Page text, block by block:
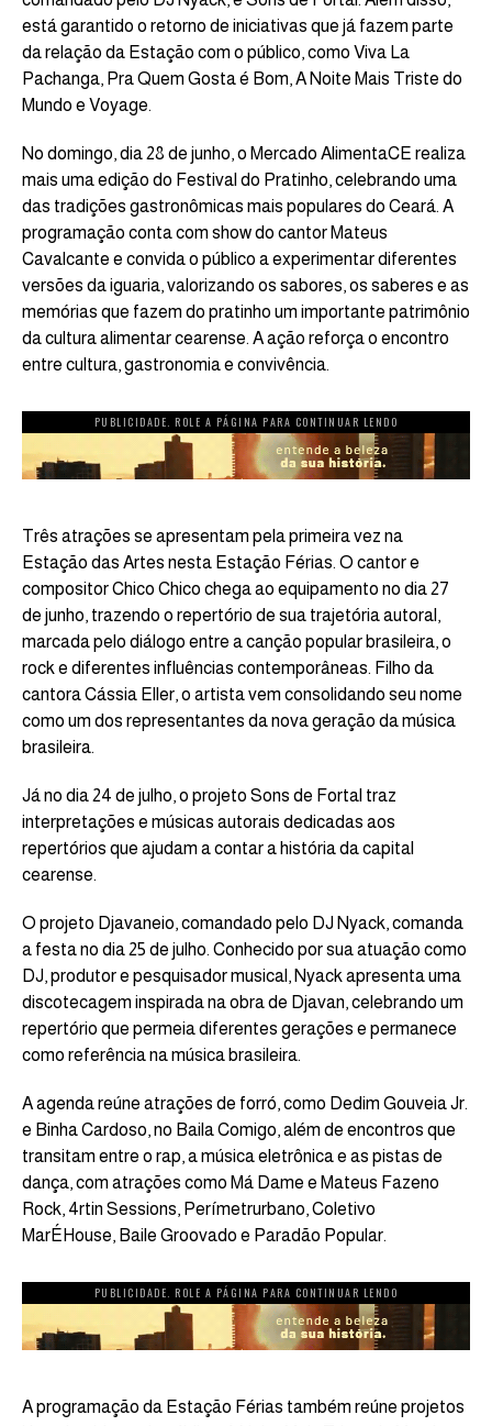
está garantido o retorno de iniciativas que já fazem parte
da relação da Estação com o público, como Viva La
Pachanga, Pra Quem Gosta é Bom, A Noite Mais Triste do
Mundo e Voyage.
No domingo, dia 28 de junho, o Mercado AlimentaCE realiza
mais uma edição do Festival do Pratinho, celebrando uma
das tradições gastronômicas mais populares do Ceará. A
programação conta com show do cantor Mateus
Cavalcante e convida o público a experimentar diferentes
versões da iguaria, valorizando os sabores, os saberes e as
memórias que fazem do pratinho um importante patrimônio
da cultura alimentar cearense. A ação reforça o encontro
entre cultura, gastronomia e convivência.
PUBLICIDADE. ROLE A PÁGINA PARA CONTINUAR LENDO
Três atrações se apresentam pela primeira vez na
Estação das Artes nesta Estação Férias. O cantor e
compositor Chico Chico chega ao equipamento no dia 27
de junho, trazendo o repertório de sua trajetória autoral,
marcada pelo diálogo entre a canção popular brasileira, o
rock e diferentes influências contemporâneas. Filho da
cantora Cássia Eller, o artista vem consolidando seu nome
como um dos representantes da nova geração da música
brasileira.
Já no dia 24 de julho, o projeto Sons de Fortal traz
interpretações e músicas autorais dedicadas aos
repertórios que ajudam a contar a história da capital
cearense.
O projeto Djavaneio, comandado pelo DJ Nyack, comanda
a festa no dia 25 de julho. Conhecido por sua atuação como
DJ, produtor e pesquisador musical, Nyack apresenta uma
discotecagem inspirada na obra de Djavan, celebrando um
repertório que permeia diferentes gerações e permanece
como referência na música brasileira.
A agenda reúne atrações de forró, como Dedim Gouveia Jr.
e Binha Cardoso, no Baila Comigo, além de encontros que
transitam entre o rap, a música eletrônica e as pistas de
dança, com atrações como Má Dame e Mateus Fazeno
Rock, 4rtin Sessions, Perímetrurbano, Coletivo
MarÉHouse, Baile Groovado e Paradão Popular.
PUBLICIDADE. ROLE A PÁGINA PARA CONTINUAR LENDO
A programação da Estação Férias também reúne projetos